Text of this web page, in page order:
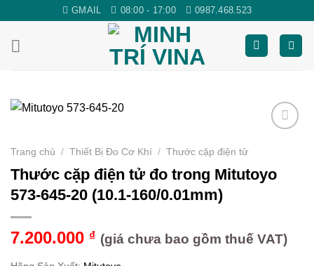
content
GMAIL 08:00 - 17:00 0987.468.523
Trang chủ / Thiết Bị Đo Cơ Khí / Thước cặp điện tử
Thước cặp điện tử đo trong Mitutoyo
573-645-20 (10.1-160/0.01mm)
7.200.000 ₫ (giá chưa bao gồm thuế VAT)